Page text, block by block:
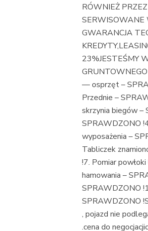
RÓWNIEŻ
SERWISOWANE
GWARANCJA
23%JESTEŚMY
— osprzęt –
Przednie –
skrzynia biegów –
SPRAWDZONO
wyposażenia –
Tabliczek
!7. Pomiar
hamowania –
SPRAWDZONO
SPRAWDZONO
, pojazd nie
.cena do